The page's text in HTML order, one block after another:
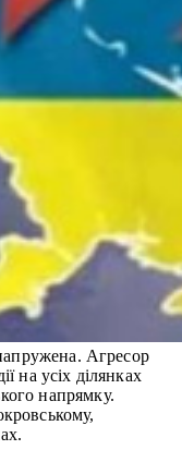
Агресор
на усіх ділянках
напрямку.